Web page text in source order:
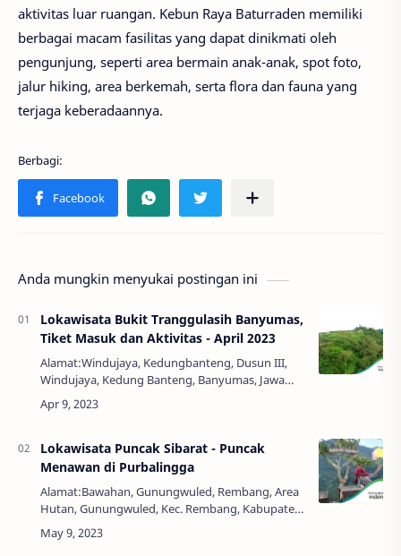
aktivitas luar ruangan. Kebun Raya Baturraden memiliki
berbagai macam fasilitas yang dapat dinikmati oleh
pengunjung, seperti area bermain anak-anak, spot foto,
jalur hiking, area berkemah, serta flora dan fauna yang
terjaga keberadaannya.
Anda mungkin menyukai postingan ini
Lokawisata Bukit Tranggulasih Banyumas,
Tiket Masuk dan Aktivitas - April 2023
Alamat:Windujaya, Kedungbanteng, Dusun III,
Windujaya, Kedung Banteng, Banyumas, Jawa
Tengah, Indonesia, 53152Harga Tiket:Rp.
5.000,00Jam Buka:24 JamBukit Tranggulasih di
Lokawisata Puncak Sibarat - Puncak
Menawan di Purbalingga
Alamat:Bawahan, Gunungwuled, Rembang, Area
Hutan, Gunungwuled, Kec. Rembang, Kabupaten
Purbalingga, Jawa Tengah 53356Jam Buka:08:00 -
17:00 WIBNo. Telepon:0222788-513 /